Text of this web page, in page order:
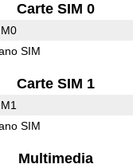
Carte SIM 0
SIM
Carte SIM 1
SIM
Multimedia